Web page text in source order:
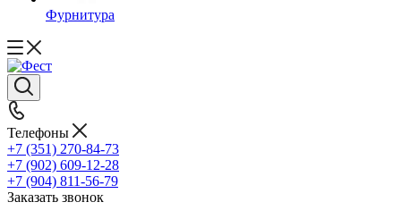
Фурнитура
Телефоны
+7 (351) 270-84-73
+7 (902) 609-12-28
+7 (904) 811-56-79
Заказать звонок